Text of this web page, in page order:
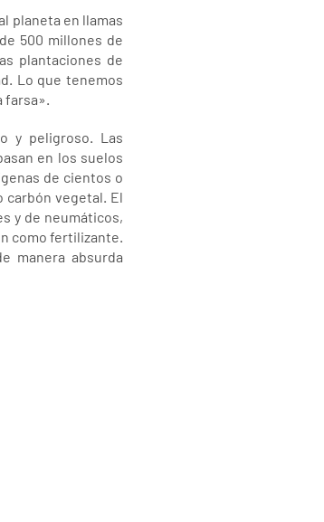
planeta en llamas
500 millones de
plantaciones de
Lo que tenemos
farsa».
y peligroso. Las
en los suelos
de cientos o
carbón vegetal. El
y de neumáticos,
como fertilizante.
manera absurda